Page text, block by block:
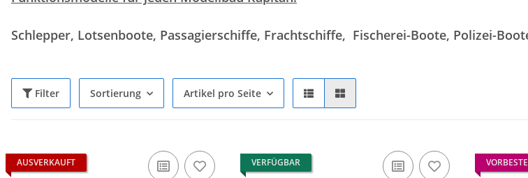
Schlepper, Lotsenboote, Passagierschiffe, Frachtschiffe, Fischerei-Boote, Polizei-
Filter Sortierung Artikel pro Seite
AUSVERKAUFT VERFÜGBAR